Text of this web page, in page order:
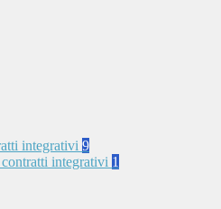
integrativi 9
integrativi 1